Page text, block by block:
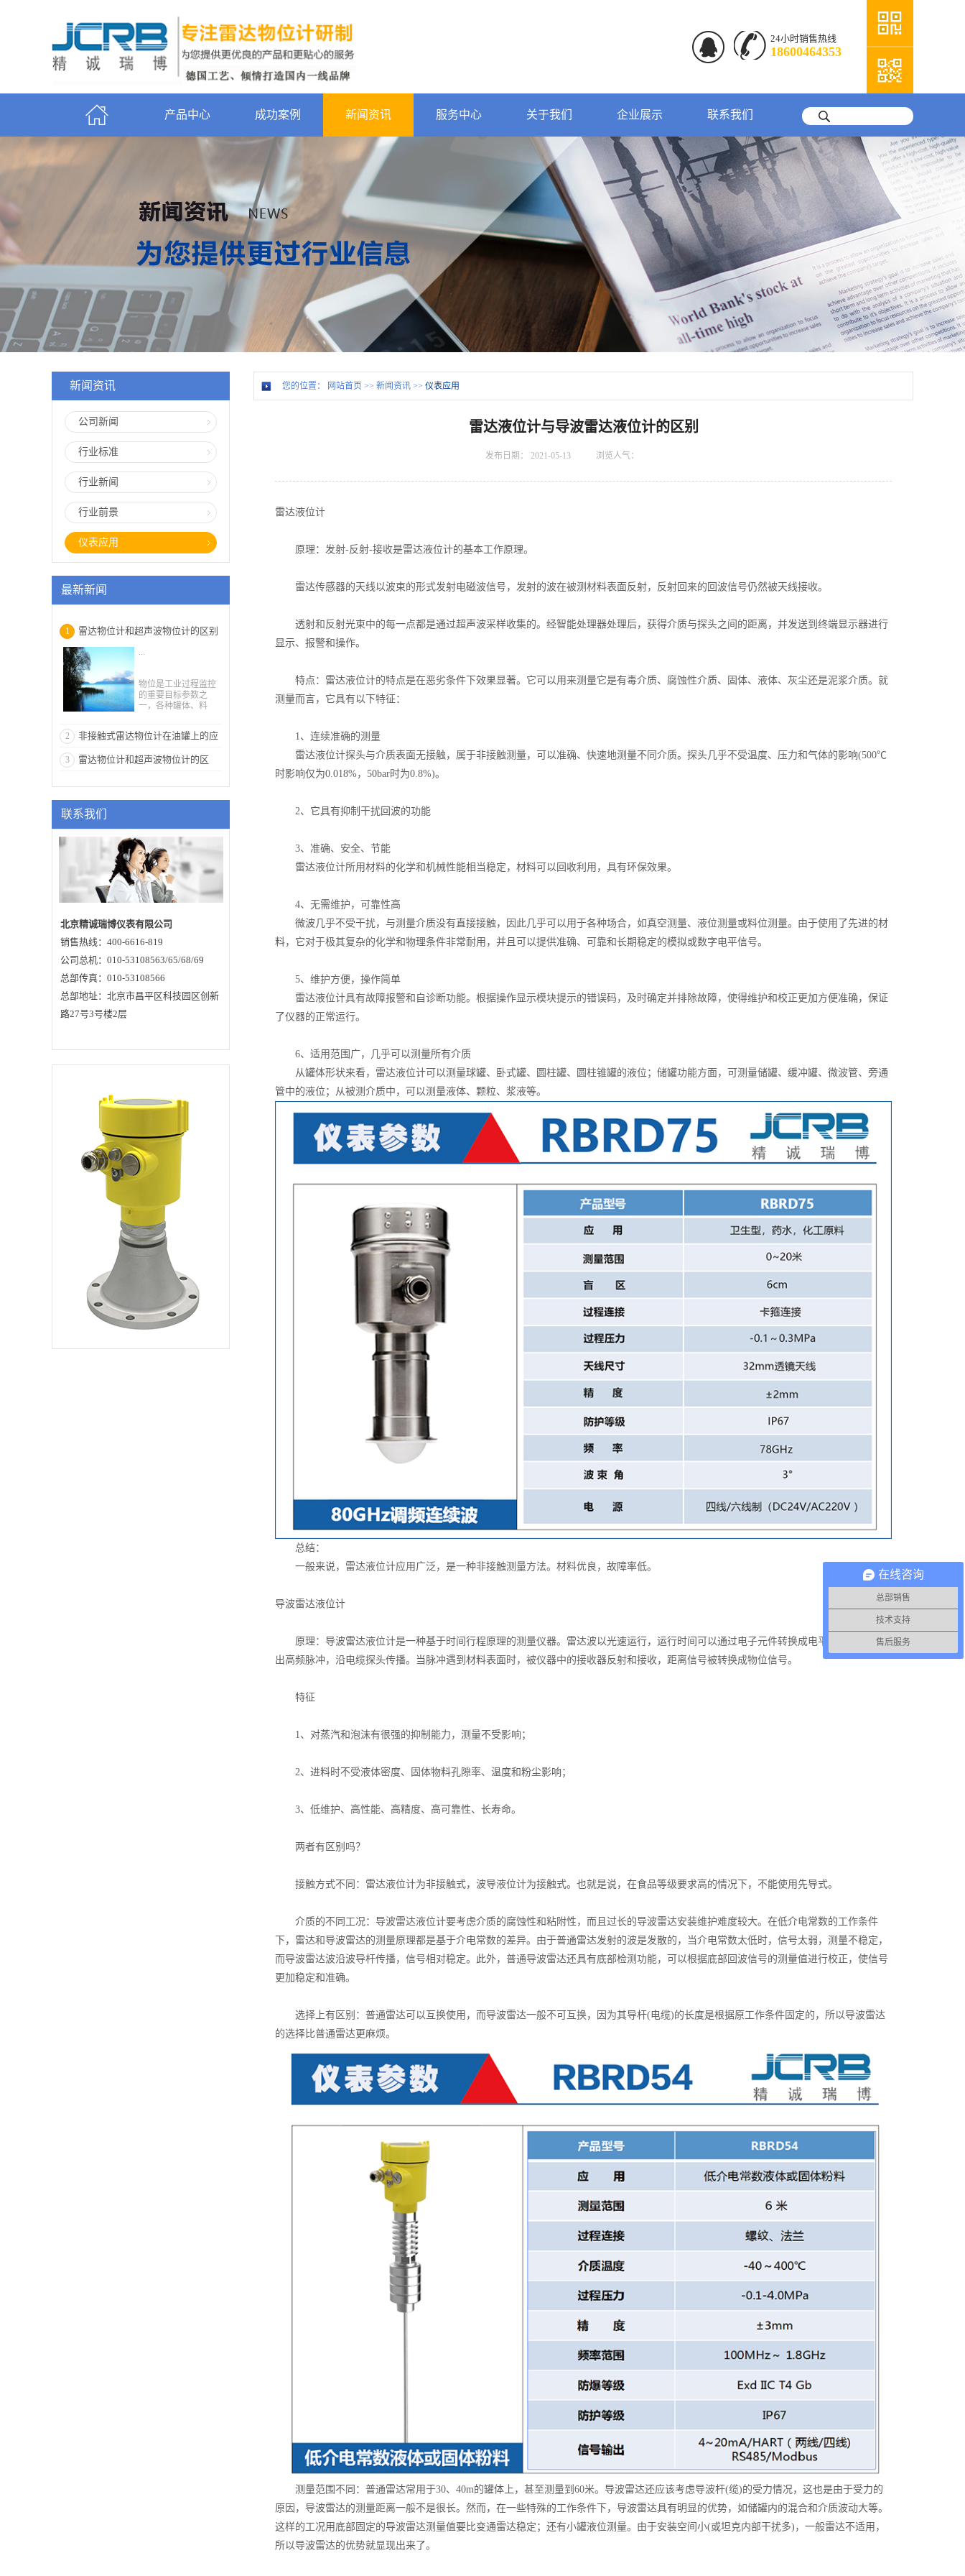
24小时销售热线
18600464353
产品中心 成功案例 新闻资讯 服务中心 关于我们 企业展示 联系我们
新闻资讯
公司新闻
行业标准
行业新闻
行业前景
仪表应用
最新新闻
1 雷达物位计和超声波物位计的区别
解释 ...
物位是工业过程监控
的重要目标参数之
一，各种罐体、料
工况千差万别，很难
用的物位仪表。其
非常广泛。那么，雷
两种的测量原理究竟
是什么？雷达物位计
和超声波物位计相比
各自的优势是什么呢?
今天，就这些问题和
大家讲解一下这两种
物位计。超声波物位
率超过20kHz的声波
是机械波的一种，即
质中的一种传播过
程，它的特征是频率
象小，另外方向性
强，尤其是在对光不
超声波测量物位就是
征。在超声波检测技
术中，不管哪种超声
波仪器，都必须把电
能转换超声波发射出
去，再接收回来变换
成电信号，完成这项
功能的装置被称为超
声波换能器，也称探
换能器置于被测物上
方，向下发射超声
波，超声波穿过空气
介质，在遇到被测物
表面时被反射回来，
又被换能器所接收并
转换为电信号，电子
检测部分检测到这一
信号后将其变成物位
信号进行显示并输
出。雷达物位计与超
2 非接触式雷达物位计在油罐上的应
用分析
3 雷达物位计和超声波物位计的区
联系我们
北京精诚瑞博仪表有限公司
销售热线：400-6616-819
公司总机：010-53108563/65/68/69
总部传真：010-53108566
总部地址：北京市昌平区科技园区创新
路27号3号楼2层
您的位置： 网站首页 >> 新闻资讯 >> 仪表应用
雷达液位计与导波雷达液位计的区别
发布日期： 2021-05-13 浏览人气：
雷达液位计
原理：发射-反射-接收是雷达液位计的基本工作原理。
雷达传感器的天线以波束的形式发射电磁波信号，发射的波在被测材料表面反射，反射回来的回波信号仍然被天线接收。
透射和反射光束中的每一点都是通过超声波采样收集的。经智能处理器处理后，获得介质与探头之间的距离，并发送到终端显示器进行
显示、报警和操作。
特点：雷达液位计的特点是在恶劣条件下效果显著。它可以用来测量它是有毒介质、腐蚀性介质、固体、液体、灰尘还是泥浆介质。就
测量而言，它具有以下特征：
1、连续准确的测量
雷达液位计探头与介质表面无接触，属于非接触测量，可以准确、快速地测量不同介质。探头几乎不受温度、压力和气体的影响(500℃
时影响仅为0.018%，50bar时为0.8%)。
2、它具有抑制干扰回波的功能
3、准确、安全、节能
雷达液位计所用材料的化学和机械性能相当稳定，材料可以回收利用，具有环保效果。
4、无需维护，可靠性高
微波几乎不受干扰，与测量介质没有直接接触，因此几乎可以用于各种场合，如真空测量、液位测量或料位测量。由于使用了先进的材
料，它对于极其复杂的化学和物理条件非常耐用，并且可以提供准确、可靠和长期稳定的模拟或数字电平信号。
5、维护方便，操作简单
雷达液位计具有故障报警和自诊断功能。根据操作显示模块提示的错误码，及时确定并排除故障，使得维护和校正更加方便准确，保证
了仪器的正常运行。
6、适用范围广，几乎可以测量所有介质
从罐体形状来看，雷达液位计可以测量球罐、卧式罐、圆柱罐、圆柱锥罐的液位；储罐功能方面，可测量储罐、缓冲罐、微波管、旁通
管中的液位；从被测介质中，可以测量液体、颗粒、浆液等。
总结：
一般来说，雷达液位计应用广泛，是一种非接触测量方法。材料优良，故障率低。
导波雷达液位计
原理：导波雷达液位计是一种基于时间行程原理的测量仪器。雷达波以光速运行，运行时间可以通过电子元件转换成电平信号。探头发
出高频脉冲，沿电缆探头传播。当脉冲遇到材料表面时，被仪器中的接收器反射和接收，距离信号被转换成物位信号。
特征
1、对蒸汽和泡沫有很强的抑制能力，测量不受影响；
2、进料时不受液体密度、固体物料孔隙率、温度和粉尘影响；
3、低维护、高性能、高精度、高可靠性、长寿命。
两者有区别吗？
接触方式不同：雷达液位计为非接触式，波导液位计为接触式。也就是说，在食品等级要求高的情况下，不能使用先导式。
介质的不同工况：导波雷达液位计要考虑介质的腐蚀性和粘附性，而且过长的导波雷达安装维护难度较大。在低介电常数的工作条件
下，雷达和导波雷达的测量原理都是基于介电常数的差异。由于普通雷达发射的波是发散的，当介电常数太低时，信号太弱，测量不稳定，
而导波雷达波沿波导杆传播，信号相对稳定。此外，普通导波雷达还具有底部检测功能，可以根据底部回波信号的测量值进行校正，使信号
更加稳定和准确。
选择上有区别：普通雷达可以互换使用，而导波雷达一般不可互换，因为其导杆(电缆)的长度是根据原工作条件固定的，所以导波雷达
的选择比普通雷达更麻烦。
测量范围不同：普通雷达常用于30、40m的罐体上，甚至测量到60米。导波雷达还应该考虑导波杆(缆)的受力情况，这也是由于受力的
原因，导波雷达的测量距离一般不是很长。然而，在一些特殊的工作条件下，导波雷达具有明显的优势，如储罐内的混合和介质波动大等。
这样的工况用底部固定的导波雷达测量值要比变通雷达稳定；还有小罐液位测量。由于安装空间小(或坦克内部干扰多)，一般雷达不适用，
所以导波雷达的优势就显现出来了。
在线咨询
总部销售
技术支持
售后服务